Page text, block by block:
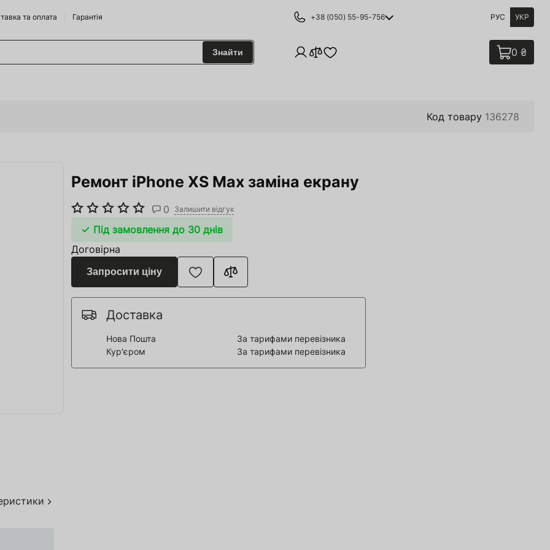
та оплата Гарантія +38 (050) 55-95-756 РУС УКР
Сидрариї
аксесуари
для Пивоварні
та спорт
Знайти 0 ₴
Код товару 136278
Ремонт iPhone XS Max заміна екрану
0 Залишити відгук
Під замовлення до 30 днів
Договірна
Запросити ціну
Доставка
Нова Пошта
За тарифами перевізника
Кур'єром
За тарифами перевізника